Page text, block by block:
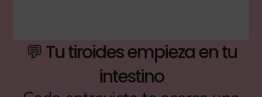
💬 Tu tiroides empieza en tu
intestino